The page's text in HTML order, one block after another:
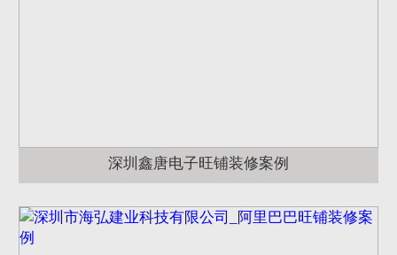
深圳鑫唐电子旺铺装修案例